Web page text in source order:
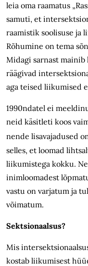
leia oma raamatus
samuti, et
raamistik soolisuse ja
Rõhumine on tema
Midagi sarnast mainib
räägivad
aga teised liikumised
1990ndatel ei
neid käsitleti koos
nende lisavajadused
selles, et loomad
liikumistega kokku.
inimloomadest
vastu on varjatum ja
võimatum.
Sektsionaalsus?
Mis
kostab liikumisest